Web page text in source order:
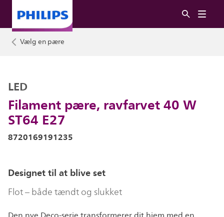
Vælg en pære
Filament pære, ravfarvet 40 W
ST64 E27
LED
8720169191235
Designet til at blive set
Flot – både tændt og slukket